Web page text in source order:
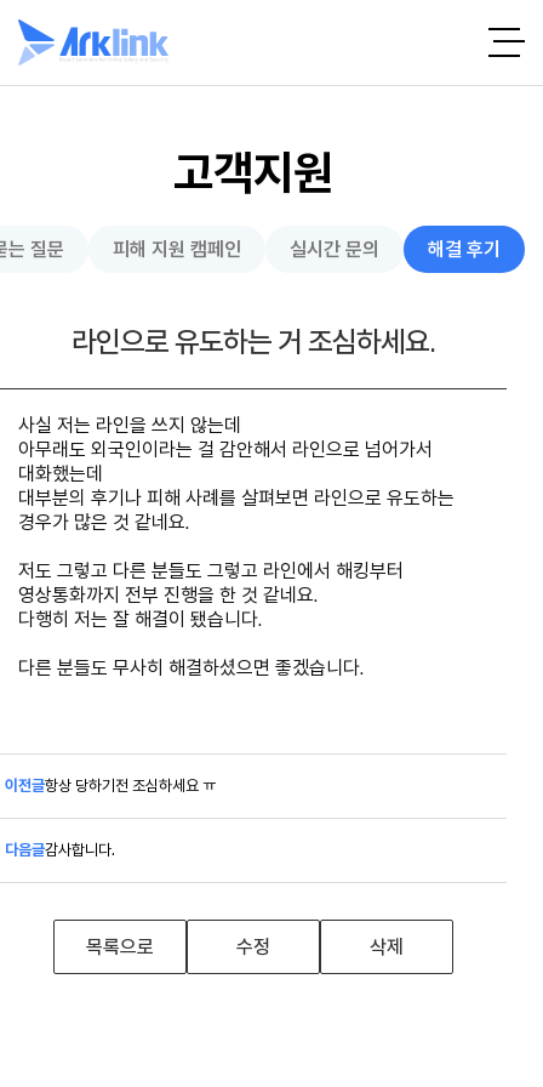
고객지원
는 질문 피해 지원 캠페인 실시간 문의 해결 후기
라인으로 유도하는 거 조심하세요.
사실 저는 라인을 쓰지 않는데
아무래도 외국인이라는 걸 감안해서 라인으로 넘어가서
대화했는데
대부분의 후기나 피해 사례를 살펴보면 라인으로 유도하는
경우가 많은 것 같네요.
저도 그렇고 다른 분들도 그렇고 라인에서 해킹부터
영상통화까지 전부 진행을 한 것 같네요.
다행히 저는 잘 해결이 됐습니다.
다른 분들도 무사히 해결하셨으면 좋겠습니다.
이전글항상 당하기전 조심하세요 ㅠ
다음글감사합니다.
목록으로 수정 삭제